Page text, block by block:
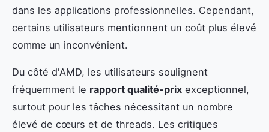
dans les applications professionnelles. Cependant,
certains utilisateurs mentionnent un coût plus élevé
comme un inconvénient.
Du côté d'AMD, les utilisateurs soulignent
fréquemment le rapport qualité-prix exceptionnel,
surtout pour les tâches nécessitant un nombre
élevé de cœurs et de threads. Les critiques